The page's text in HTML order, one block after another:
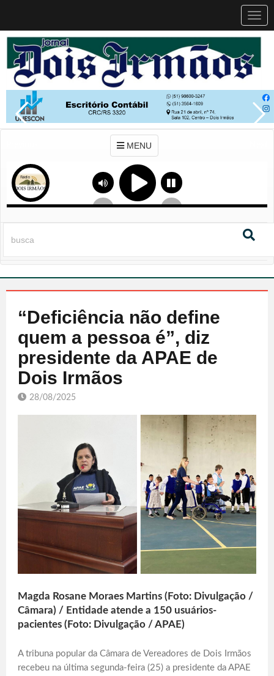
MENU
“Deficiência não define
quem a pessoa é”, diz
presidente da APAE de
Dois Irmãos
28/08/2025
Magda Rosane Moraes Martins (Foto: Divulgação /
Câmara) / Entidade atende a 150 usuários-
pacientes (Foto: Divulgação / APAE)
A tribuna popular da Câmara de Vereadores de Dois Irmãos
recebeu na última segunda-feira (25) a presidente da APAE